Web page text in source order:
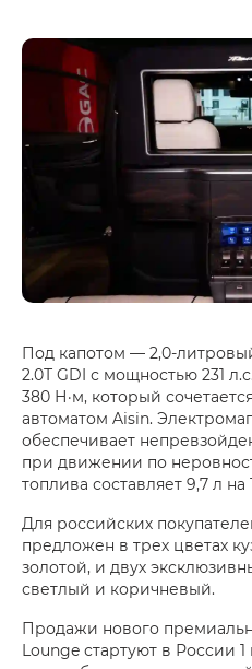
Под капотом — 2,0-
2.0Т GDI с мощностью 231
380 Н·м, который
автоматом Aisin.
обеспечивает
при движении по
топлива составляет 9,7 л на
Для российских
предложен в трех цветах
золотой, и двух
светлый и коричневый.
Продажи нового
Lounge стартуют в России